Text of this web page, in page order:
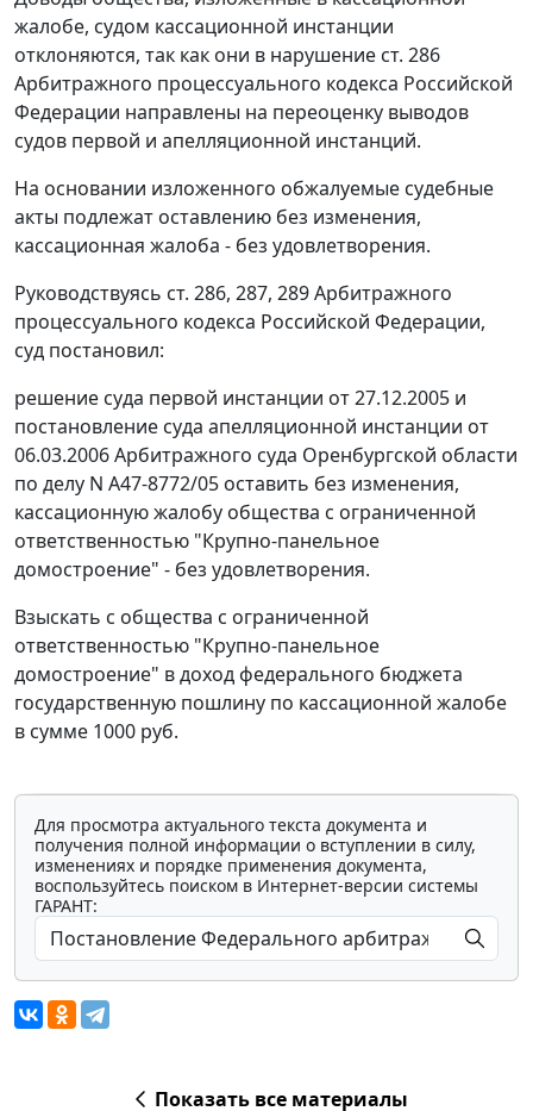
жалобе, судом кассационной инстанции
отклоняются, так как они в нарушение ст. 286
Арбитражного процессуального кодекса Российской
Федерации направлены на переоценку выводов
судов первой и апелляционной инстанций.
На основании изложенного обжалуемые судебные
акты подлежат оставлению без изменения,
кассационная жалоба - без удовлетворения.
Руководствуясь ст. 286, 287, 289Арбитражного
процессуального кодекса Российской Федерации,
суд постановил:
решение суда первой инстанции от 27.12.2005 и
постановление суда апелляционной инстанции от
06.03.2006 Арбитражного суда Оренбургской области
по делу N А47-8772/05 оставить без изменения,
кассационную жалобу общества с ограниченной
ответственностью "Крупно-панельное
домостроение" - без удовлетворения.
Взыскать с общества с ограниченной
ответственностью "Крупно-панельное
домостроение" в доход федерального бюджета
государственную пошлину по кассационной жалобе
в сумме 1000 руб.
Для просмотра актуального текста документа и
получения полной информации о вступлении в силу,
изменениях и порядке применения документа,
воспользуйтесь поиском в Интернет-версии системы
ГАРАНТ:
Показать все материалы